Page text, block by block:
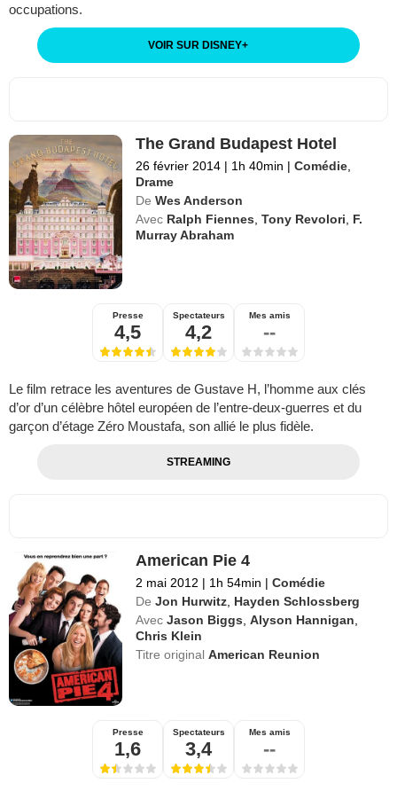
occupations.
VOIR SUR DISNEY+
The Grand Budapest Hotel
26 février 2014 | 1h 40min | Comédie,
Drame
De Wes Anderson
Avec Ralph Fiennes,Tony Revolori, F.
Murray Abraham
Presse
4,5
Spectateurs
4,2
Mes amis
--
Le film retrace les aventures de Gustave H, l’homme aux clés
d’or d’un célèbre hôtel européen de l’entre-deux-guerres et du
garçon d’étage Zéro Moustafa, son allié le plus fidèle.
STREAMING
American Pie 4
2 mai 2012 | 1h 54min | Comédie
De Jon Hurwitz, Hayden Schlossberg
Avec Jason Biggs,Alyson Hannigan,
Chris Klein
Titre originalAmerican Reunion
Presse
1,6
Spectateurs
3,4
Mes amis
--